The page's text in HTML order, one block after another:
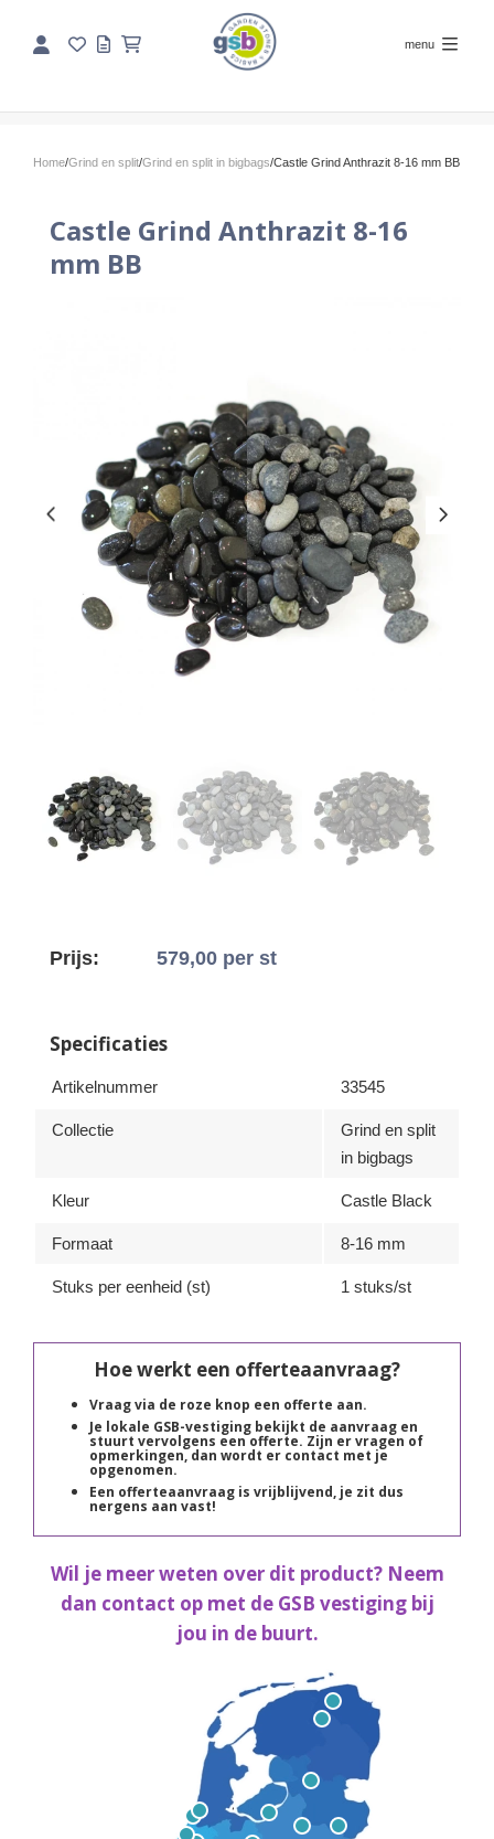
menu
Home/Grind en split/Grind en split in bigbags/Castle Grind Anthrazit 8-16 mm BB
Castle Grind Anthrazit 8-16
mm BB
Prijs: 579,00 per st
Specificaties
Artikelnummer 33545
Collectie
Grind en split
in bigbags
Kleur Castle Black
Formaat 8-16 mm
Stuks per eenheid (st) 1 stuks/st
Hoe werkt een offerteaanvraag?
Vraag via de roze knop een offerte aan.
Je lokale GSB-vestiging bekijkt de aanvraag en
stuurt vervolgens een offerte. Zijn er vragen of
opmerkingen, dan wordt er contact met je
opgenomen.
Een offerteaanvraag is vrijblijvend, je zit dus
nergens aan vast!
Wil je meer weten over dit product? Neem
dan contact op met de GSB vestiging bij
jou in de buurt.